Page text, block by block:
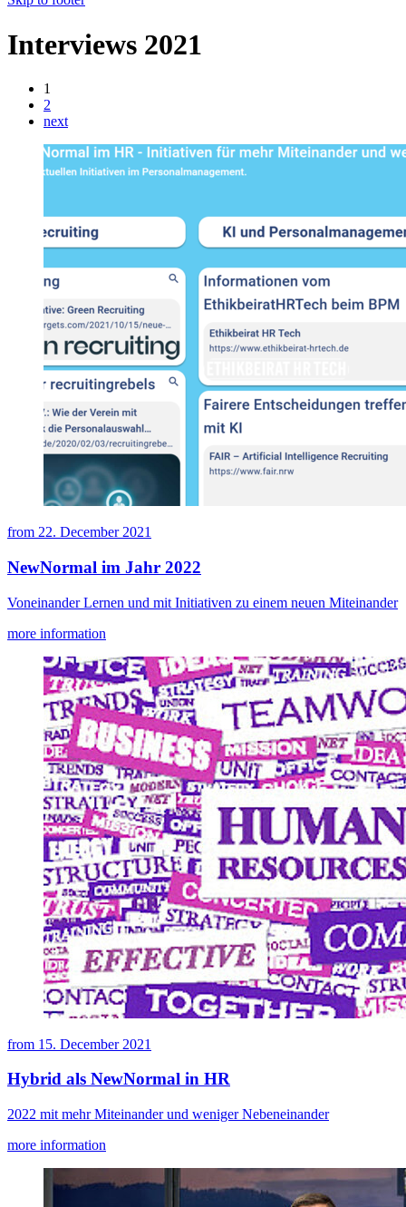
Interviews 2021
1
2
next
from 22. December 2021
NewNormal im Jahr 2022
Voneinander Lernen und mit Initiativen zu einem neuen Miteinander
more information
from 15. December 2021
Hybrid als NewNormal in HR
2022 mit mehr Miteinander und weniger Nebeneinander
more information